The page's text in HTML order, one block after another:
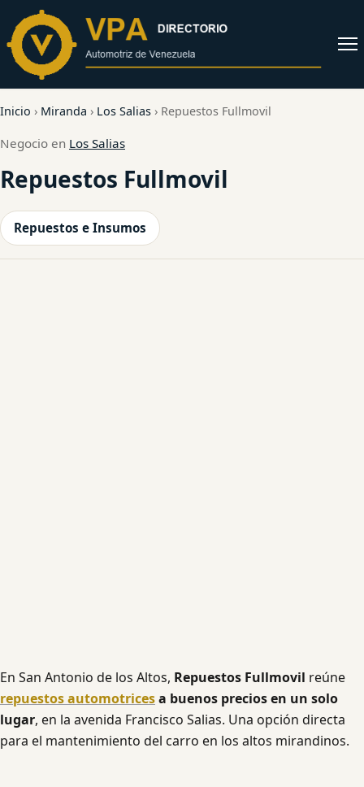
contenido
Abrir
Inicio › Miranda › Los Salias › Repuestos Fullmovil
Negocio en Los Salias
Repuestos Fullmovil
Repuestos e Insumos
En San Antonio de los Altos, Repuestos Fullmovil reúne
repuestos automotricesa buenos precios en un solo
lugar, en la avenida Francisco Salias. Una opción directa
para el mantenimiento del carro en los altos mirandinos.